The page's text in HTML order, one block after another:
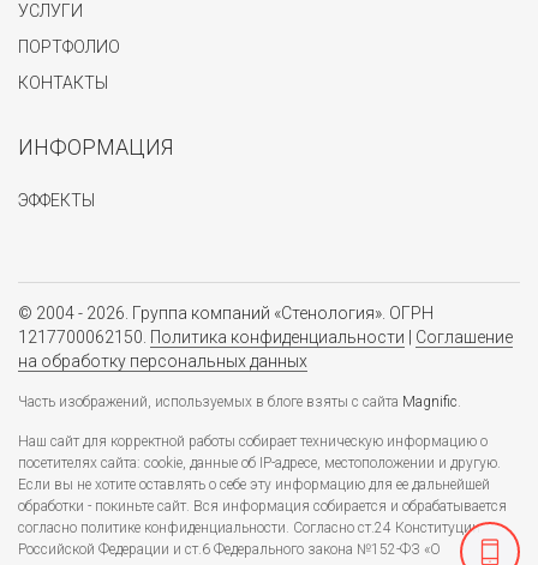
УСЛУГИ
ПОРТФОЛИО
КОНТАКТЫ
ИНФОРМАЦИЯ
ЭФФЕКТЫ
© 2004 - 2026. Группа компаний «Стенология». ОГРН
1217700062150. Политика конфиденциальности
Соглашение
на обработку персональных данных
Часть изображений, используемых в блоге взяты с сайта Magnific.
Наш сайт для корректной работы собирает техническую информацию о
посетителях сайта: cookie, данные об IP-адресе, местоположении и другую.
Если вы не хотите оставлять о себе эту информацию для ее дальнейшей
обработки - покиньте сайт. Вся информация собирается и обрабатывается
согласно политике конфиденциальности. Согласно ст.24 Конституции
Российской Федерации и ст.6 Федерального закона №152-ФЗ «О